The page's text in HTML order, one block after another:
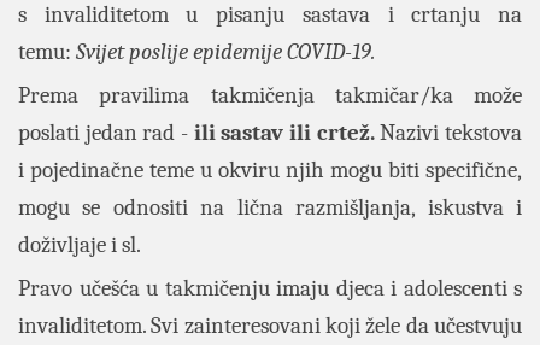
s invaliditetom u pisanju sastava i crtanju na
temu: Svijet poslije epidemije COVID-19.
Prema pravilima takmičenja takmičar/ka može
poslati jedan rad - ili sastav ili crtež.Nazivi tekstova
i pojedinačne teme u okviru njih mogu biti specifične,
mogu se odnositi na lična razmišljanja, iskustva i
doživljaje i sl.
Pravo učešća u takmičenju imaju djeca i adolescenti s
invaliditetom. Svi zainteresovani koji žele da učestvuju